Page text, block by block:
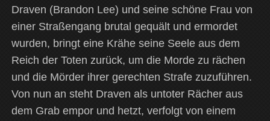
Draven (Brandon Lee) und seine schöne Frau von
einer Straßengang brutal gequält und ermordet
wurden, bringt eine Krähe seine Seele aus dem
Reich der Toten zurück, um die Morde zu rächen
und die Mörder ihrer gerechten Strafe zuzuführen.
Von nun an steht Draven als untoter Rächer aus
dem Grab empor und hetzt, verfolgt von einem